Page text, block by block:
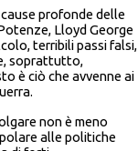
cause profonde delle
Lloyd George
terribili passi falsi,
soprattutto,
è ciò che avvenne ai
non è meno
alle politiche